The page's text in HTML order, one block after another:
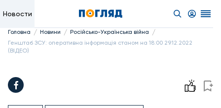
Новости
Головна / Новини / Російсько-Українська війна /
Генштаб ЗСУ: оперативна інформація станом на 18:00 29.12.2022
(ВІДЕО)